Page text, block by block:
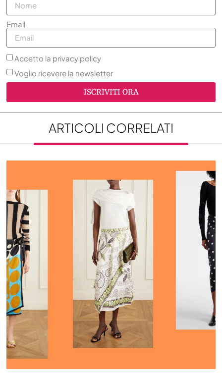
Email
Accetto la privacy policy
Voglio ricevere la newsletter
ISCRIVITI ORA
ARTICOLI CORRELATI